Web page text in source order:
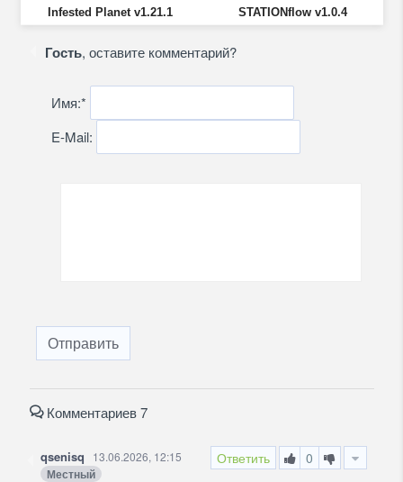
Infested Planet v1.21.1 STATIONflow v1.0.4
Гость, оставите комментарий?
Имя:*
E-Mail:
Отправить
Комментариев 7
Ответить 0
qsenisq 13.06.2026, 12:15
Местный